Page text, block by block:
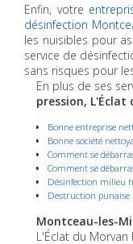
Enfin, votre
désinfection
les nuisibles pour
service de
sans risques pour
En plus de ses
pression, L'Éclat
Bonne entreprise
Bonne société
Comment se
Comment se
Désinfection milieu
Destruction punaise
Montceau-les-
L'Éclat du